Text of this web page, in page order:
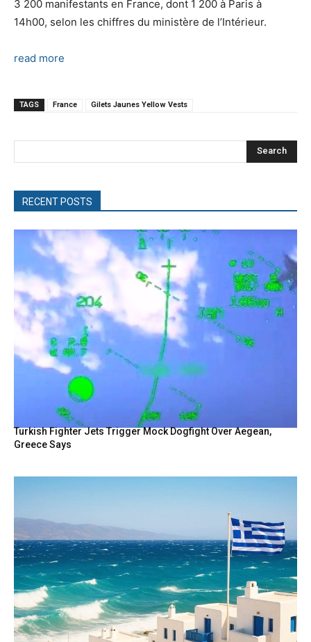
3 200 manifestants en France, dont 1 200 à Paris à
14h00, selon les chiffres du ministère de l’Intérieur.
read more
TAGS France Gilets Jaunes Yellow Vests
Search
RECENT POSTS
Turkish Fighter Jets Trigger Mock Dogfight Over Aegean,
Greece Says